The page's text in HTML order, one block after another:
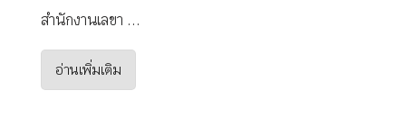
สำนักงานเลขา ...
อ่านเพิ่มเติม